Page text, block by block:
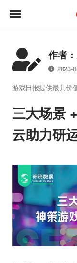
作者 :
2023-
游戏日报提供最具价
三大场景
云助力研